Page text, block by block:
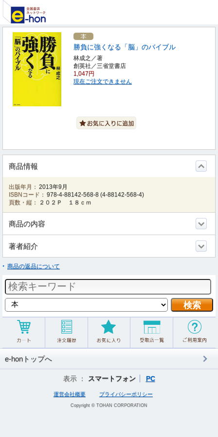
勝負に強くなる「脳」のバイブル
林成之／著
創英社／三省堂書店
1,047円
現在ご注文できません
商品情報
出版年月： 2013年9月
ISBNコード： 978-4-88142-568-8 (4-88142-568-4)
頁数・縦：
２０２Ｐ １８ｃｍ
商品の内容
著者紹介
商品の返品について
e-honトップへ
表示 ： スマートフォン PC
運営会社概要 プライバシーポリシー
Copyright © TOHAN CORPORATION